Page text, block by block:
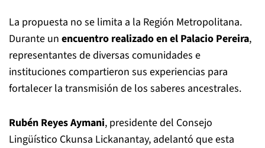
La propuesta no se limita a la Región Metropolitana.
Durante un encuentro realizado en el Palacio Pereira,
representantes de diversas comunidades e
instituciones compartieron sus experiencias para
fortalecer la transmisión de los saberes ancestrales.
Rubén Reyes Aymani, presidente del Consejo
Lingüístico Ckunsa Lickanantay, adelantó que esta